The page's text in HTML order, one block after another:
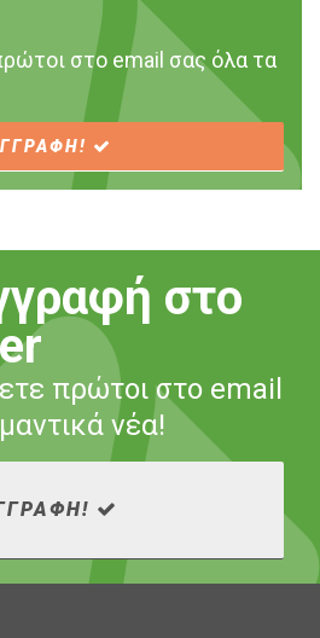
στο email σας όλα τα
στο
πρώτοι στο email
νέα!